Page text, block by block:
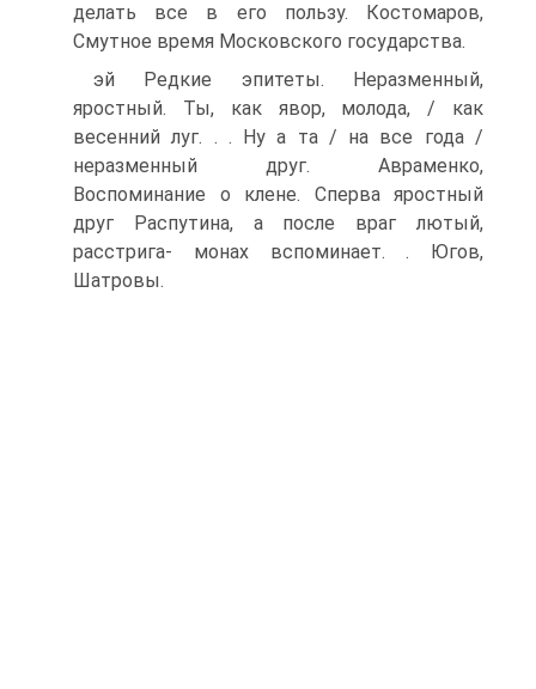
делать все в его пользу. Костомаров,
Смутное время Московского государства.
эй Редкие эпитеты. Неразменный,
яростный. Ты, как явор, молода, / как
весенний луг. . . Ну а та / на все года /
неразменный друг. Авраменко,
Воспоминание о клене. Сперва яростный
друг Распутина, а после враг лютый,
расстрига- монах вспоминает. . Югов,
Шатровы.